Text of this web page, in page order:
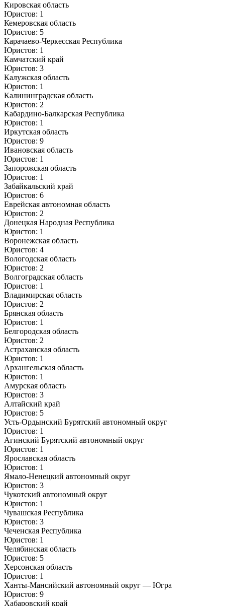
Кировская область
Юристов: 1
Кемеровская область
Юристов: 5
Карачаево-Черкесская Республика
Юристов: 1
Камчатский край
Юристов: 3
Калужская область
Юристов: 1
Калининградская область
Юристов: 2
Кабардино-Балкарская Республика
Юристов: 1
Иркутская область
Юристов: 9
Ивановская область
Юристов: 1
Запорожская область
Юристов: 1
Забайкальский край
Юристов: 6
Еврейская автономная область
Юристов: 2
Донецкая Народная Республика
Юристов: 1
Воронежская область
Юристов: 4
Вологодская область
Юристов: 2
Волгоградская область
Юристов: 1
Владимирская область
Юристов: 2
Брянская область
Юристов: 1
Белгородская область
Юристов: 2
Астраханская область
Юристов: 1
Архангельская область
Юристов: 1
Амурская область
Юристов: 3
Алтайский край
Юристов: 5
Усть-Ордынский Бурятский автономный округ
Юристов: 1
Агинский Бурятский автономный округ
Юристов: 1
Ярославская область
Юристов: 1
Ямало-Ненецкий автономный округ
Юристов: 3
Чукотский автономный округ
Юристов: 1
Чувашская Республика
Юристов: 3
Чеченская Республика
Юристов: 1
Челябинская область
Юристов: 5
Херсонская область
Юристов: 1
Ханты-Мансийский автономный округ — Югра
Юристов: 9
Хабаровский край